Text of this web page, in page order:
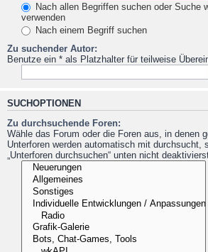
Nach allen Begriffen suchen oder Suche
verwenden
Nach einem Begriff suchen
Zu suchender Autor:
Benutze ein * als Platzhalter für teilweise
SUCHOPTIONEN
Zu durchsuchende Foren:
Wähle das Forum oder die Foren aus, in denen
Unterforen werden automatisch mit durchsucht,
„Unterforen durchsuchen“ unten nicht